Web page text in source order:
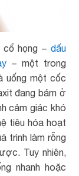
họng – dấu
– một trong
uống một cốc
đang bám ở
cảm giác khó
tiêu hóa hoạt
trình làm rỗng
Tuy nhiên,
nhanh hoặc